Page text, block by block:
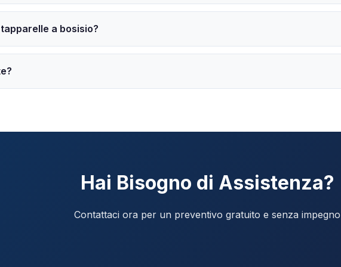
a bosisio?
Hai Bisogno di Assistenza?
Contattaci ora per un preventivo gratuito e senza impegno